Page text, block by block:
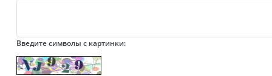
Введите символы с картинки: